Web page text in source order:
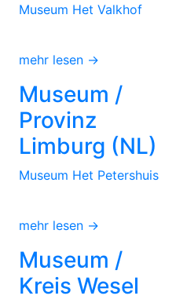
Museum Het Valkhof
mehr lesen →
Museum /
Provinz
Limburg (NL)
Museum Het Petershuis
mehr lesen →
Museum /
Kreis Wesel